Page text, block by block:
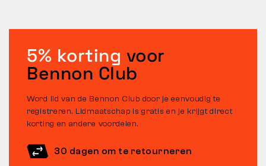
5% korting voor
Bennon Club
Word lid van de Bennon Club door je eenvoudig te
registreren. Lidmaatschap is gratis en je krijgt direct
korting en andere voordelen.
30 dagen om te retourneren